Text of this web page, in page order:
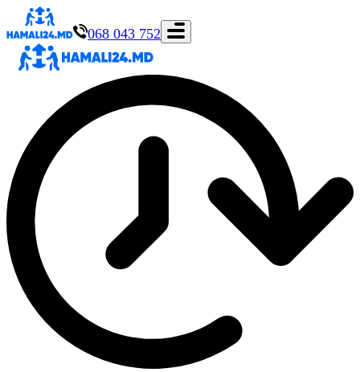
068 043 752